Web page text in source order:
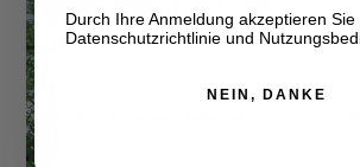
Durch Ihre Anmeldung akzeptieren
Datenschutzrichtlinie und
NEIN, DANKE